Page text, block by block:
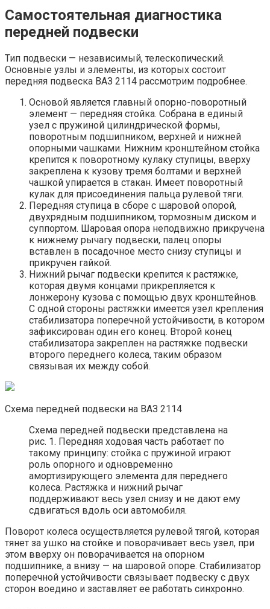
Самостоятельная диагностика
передней подвески
Тип подвески — независимый, телескопический.
Основные узлы и элементы, из которых состоит
передняя подвеска ВАЗ 2114 рассмотрим подробнее.
Основой является главный опорно-поворотный
элемент — передняя стойка. Собрана в единый
узел с пружиной цилиндрической формы,
поворотным подшипником, верхней и нижней
опорными чашками. Нижним кронштейном стойка
крепится к поворотному кулаку ступицы, вверху
закреплена к кузову тремя болтами и верхней
чашкой упирается в стакан. Имеет поворотный
кулак для присоединения пальца рулевой тяги.
Передняя ступица в сборе с шаровой опорой,
двухрядным подшипником, тормозным диском и
суппортом. Шаровая опора неподвижно прикручена
к нижнему рычагу подвески, палец опоры
вставлен в посадочное место снизу ступицы и
прикручен гайкой.
Нижний рычаг подвески крепится к растяжке,
которая двумя концами прикрепляется к
лонжерону кузова с помощью двух кронштейнов.
С одной стороны растяжки имеется узел крепления
стабилизатора поперечной устойчивости, в котором
зафиксирован один его конец. Второй конец
стабилизатора закреплен на растяжке подвески
второго переднего колеса, таким образом
связывая их между собой.
Схема передней подвески на ВАЗ 2114
Схема передней подвески представлена на
рис. 1. Передняя ходовая часть работает по
такому принципу: стойка с пружиной играют
роль опорного и одновременно
амортизирующего элемента для переднего
колеса. Растяжка и нижний рычаг
поддерживают весь узел снизу и не дают ему
сдвигаться вдоль оси автомобиля.
Поворот колеса осуществляется рулевой тягой, которая
тянет за ушко на стойке и поворачивает весь узел, при
этом вверху он поворачивается на опорном
подшипнике, а внизу — на шаровой опоре. Стабилизатор
поперечной устойчивости связывает подвеску с двух
сторон воедино и заставляет ее работать синхронно.